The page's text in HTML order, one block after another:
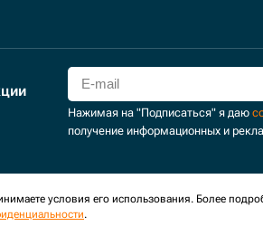
Нажимая на "Подписаться" я даю
получение информационных и
данных. Оставаясь на
условия его использования. Более
.